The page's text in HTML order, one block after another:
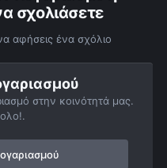
σχολιάσετε
αφήσεις ένα σχόλιο
στην κοινότητά μας.